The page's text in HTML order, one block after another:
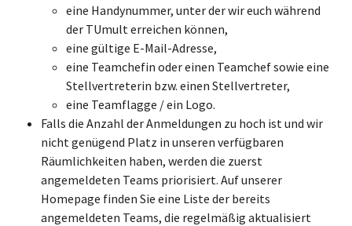
eine Handynummer, unter der wir euch während
der TUmult erreichen können,
eine gültige E-Mail-Adresse,
eine Teamchefin oder einen Teamchef sowie eine
Stellvertreterin bzw. einen Stellvertreter,
eine Teamflagge / ein Logo.
Falls die Anzahl der Anmeldungen zu hoch ist und wir
nicht genügend Platz in unseren verfügbaren
Räumlichkeiten haben, werden die zuerst
angemeldeten Teams priorisiert. Auf unserer
Homepage finden Sie eine Liste der bereits
angemeldeten Teams, die regelmäßig aktualisiert